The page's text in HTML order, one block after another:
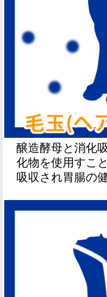
醸造酵母と消化
化物を使用すこ
吸収され胃腸の